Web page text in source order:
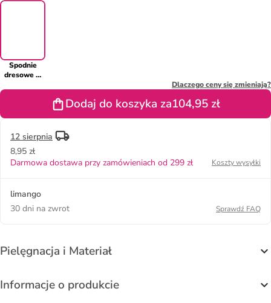
Spodnie
dresowe w
Dlaczego ceny się zmieniają?
Dodaj do koszyka za104,95 zł
12 sierpnia
8,95 zł
Darmowa dostawa przy zamówieniach od 299 zł
Koszty wysyłki
limango
30 dni na zwrot
Sprawdź FAQ
Pielęgnacja i Materiał
Informacje o produkcie